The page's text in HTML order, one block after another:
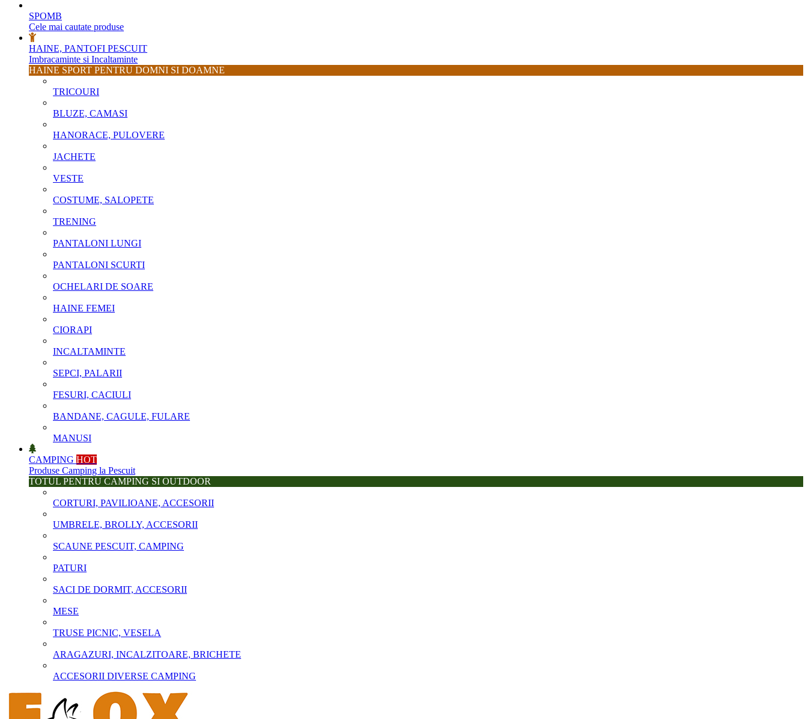
SPOMB
Cele mai cautate produse
HAINE, PANTOFI PESCUIT
Imbracaminte si Incaltaminte
HAINE SPORT PENTRU DOMNI SI DOAMNE
TRICOURI
BLUZE, CAMASI
HANORACE, PULOVERE
JACHETE
VESTE
COSTUME, SALOPETE
TRENING
PANTALONI LUNGI
PANTALONI SCURTI
OCHELARI DE SOARE
HAINE FEMEI
CIORAPI
INCALTAMINTE
SEPCI, PALARII
FESURI, CACIULI
BANDANE, CAGULE, FULARE
MANUSI
CAMPING HOT
Produse Camping la Pescuit
TOTUL PENTRU CAMPING SI OUTDOOR
CORTURI, PAVILIOANE, ACCESORII
UMBRELE, BROLLY, ACCESORII
SCAUNE PESCUIT, CAMPING
PATURI
SACI DE DORMIT, ACCESORII
MESE
TRUSE PICNIC, VESELA
ARAGAZURI, INCALZITOARE, BRICHETE
ACCESORII DIVERSE CAMPING